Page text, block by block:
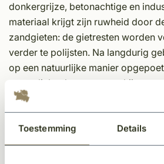
Toestemming Details
donkergrijze, betonachtige en
materiaal krijgt zijn ruwheid door
zandgieten: de gietresten worden
verder te polijsten. Na langdurig
op een natuurlijke manier
er een licht glans tevoorschijn.
Unieke afwerking
Tijdloos